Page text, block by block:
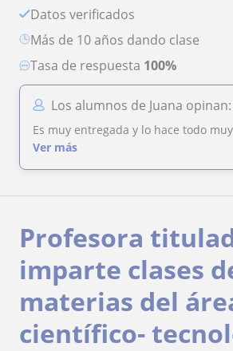
Datos verificados
más de 10 años dando clase
Tasa de respuesta 100%
Los alumnos de Juana opinan:
Es muy entregada y lo hace todo
Ver más
Profesora
imparte clases
materias del
científico-